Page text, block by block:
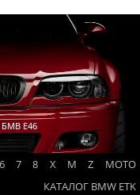
БМВ Е46
6 7 8 X M Z
MOTO
КАТАЛОГ BMW ETK